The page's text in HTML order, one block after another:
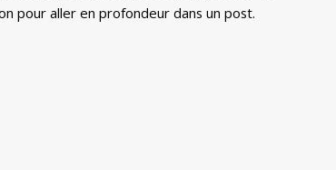
pour aller en profondeur dans un post.